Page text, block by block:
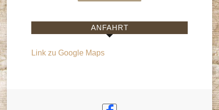
ANFAHRT
Link zu Google Maps